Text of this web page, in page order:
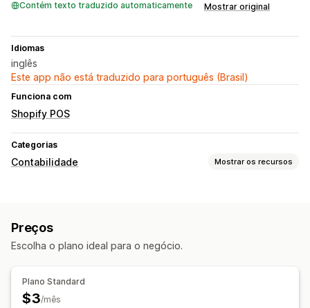
Contém texto traduzido automaticamente Mostrar original
Idiomas
inglês
Este app não está traduzido para português (Brasil)
Funciona com
Shopify POS
Categorias
Contabilidade Mostrar os recursos
Operações financeiras
Sincronização de dados automática
Estoque e produtos
Preços
Escolha o plano ideal para o negócio.
Plano Standard
$3/mês